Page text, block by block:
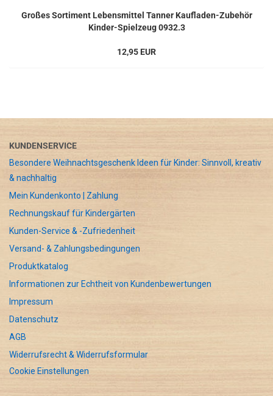
Großes Sortiment Lebensmittel Tanner Kaufladen-Zubehör
Kinder-Spielzeug 0932.3
12,95 EUR
KUNDENSERVICE
Besondere Weihnachtsgeschenk Ideen für Kinder: Sinnvoll, kreativ
& nachhaltig
Mein Kundenkonto | Zahlung
Rechnungskauf für Kindergärten
Kunden-Service & -Zufriedenheit
Versand- & Zahlungsbedingungen
Produktkatalog
Informationen zur Echtheit von Kundenbewertungen
Impressum
Datenschutz
AGB
Widerrufsrecht & Widerrufsformular
Cookie Einstellungen